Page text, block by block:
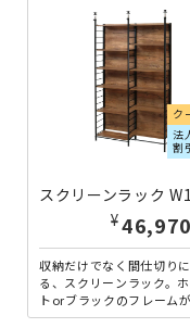
ク
法
割
¥46,970
収納だけでなく間仕切り
る、スクリーンラック。
トorブラックのフレーム
調にマッチした、シンプ